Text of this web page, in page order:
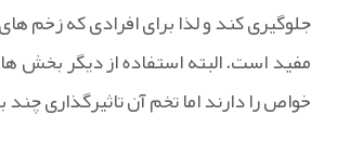
جلوگیری کند و لذا برای افرادی که زخم
مفید است. البته استفاده از دیگر بخش
خواص را دارند اما تخم آن تاثیر‌گذاری چند